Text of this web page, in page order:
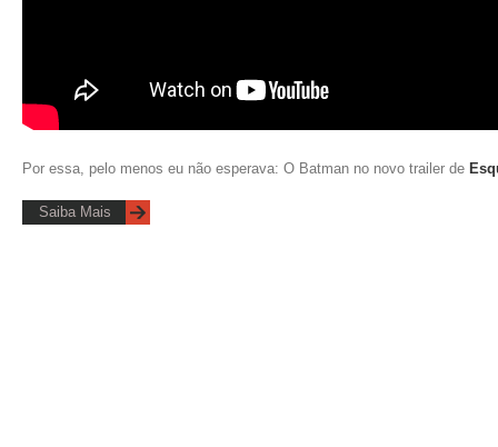
Por essa, pelo menos eu não esperava: O Batman no novo trailer de
Saiba Mais